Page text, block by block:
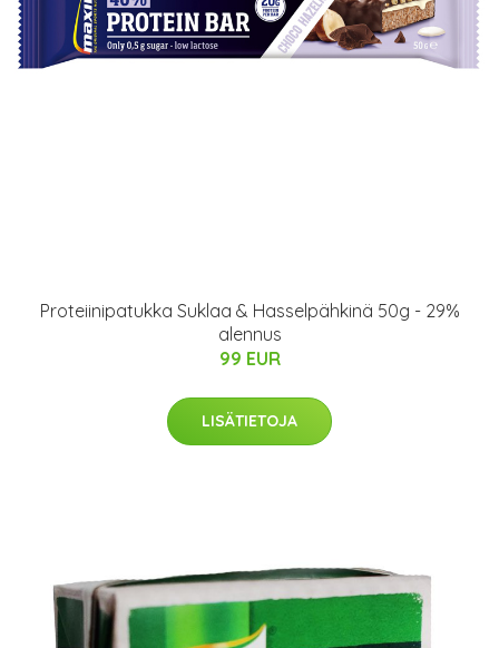
Proteiinipatukka Suklaa & Hasselpähkinä 50g - 29%
alennus
99 EUR
LISÄTIETOJA